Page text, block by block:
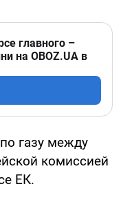
главного –
на OBOZ.UA в
газу между
комиссией
ЕК.